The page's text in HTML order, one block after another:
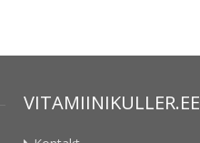
VITAMIINIKULLER.EE